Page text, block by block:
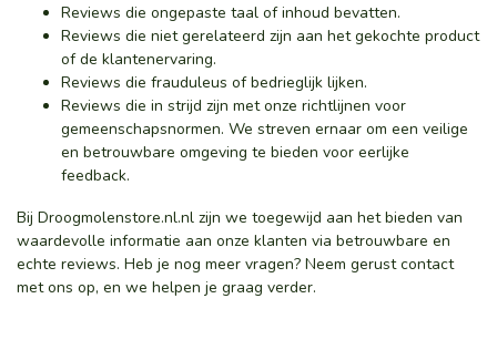
Reviews die ongepaste taal of inhoud bevatten.
Reviews die niet gerelateerd zijn aan het gekochte product
of de klantenervaring.
Reviews die frauduleus of bedrieglijk lijken.
Reviews die in strijd zijn met onze richtlijnen voor
gemeenschapsnormen. We streven ernaar om een veilige
en betrouwbare omgeving te bieden voor eerlijke
feedback.
Bij Droogmolenstore.nl.nl zijn we toegewijd aan het bieden van
waardevolle informatie aan onze klanten via betrouwbare en
echte reviews. Heb je nog meer vragen? Neem gerust contact
met ons op, en we helpen je graag verder.